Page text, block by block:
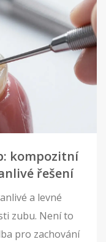
kompozitní
řešení
a levné
zubu. Není to
pro zachování